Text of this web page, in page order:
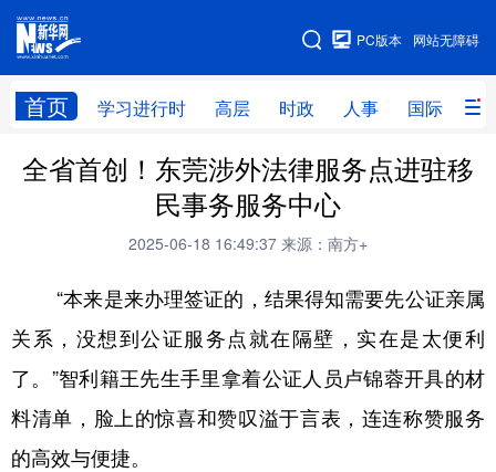
网站无障碍
PC版本
首页 学习进行时 高层 时政 人事 国际 财
网站地图
学习进行时 高层 时政 人事
财经 网评
全球连线
科技 科创 量子 体育
文化 书画 健康 军事
法律
全省首创！东莞涉外法律服务点进驻移
民事务服务中心
2025-06-18 16:49:37 来源：南方+
“本来是来办理签证的，结果得知需要先公证亲属
关系，没想到公证服务点就在隔壁，实在是太便利
了。”智利籍王先生手里拿着公证人员卢锦蓉开具的材
料清单，脸上的惊喜和赞叹溢于言表，连连称赞服务
的高效与便捷。